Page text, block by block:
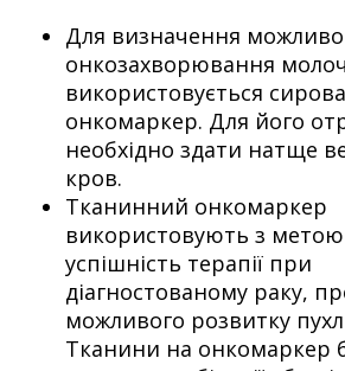
Для визначення
онкозахворювання
використовується
онкомаркер. Для його
необхідно здати натще
кров.
Тканинний онкомаркер
використовують з
успішність терапії при
діагностованому раку,
можливого розвитку
Тканини на онкомаркер